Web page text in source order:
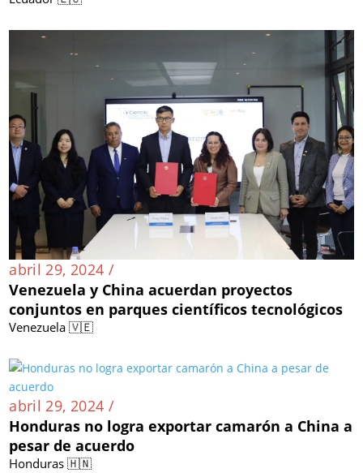
abril 29, 2024 /
Venezuela y China acuerdan proyectos
conjuntos en parques científicos tecnológicos
Venezuela 🇻🇪
abril 29, 2024 /
Honduras no logra exportar camarón a China a
pesar de acuerdo
Honduras 🇭🇳